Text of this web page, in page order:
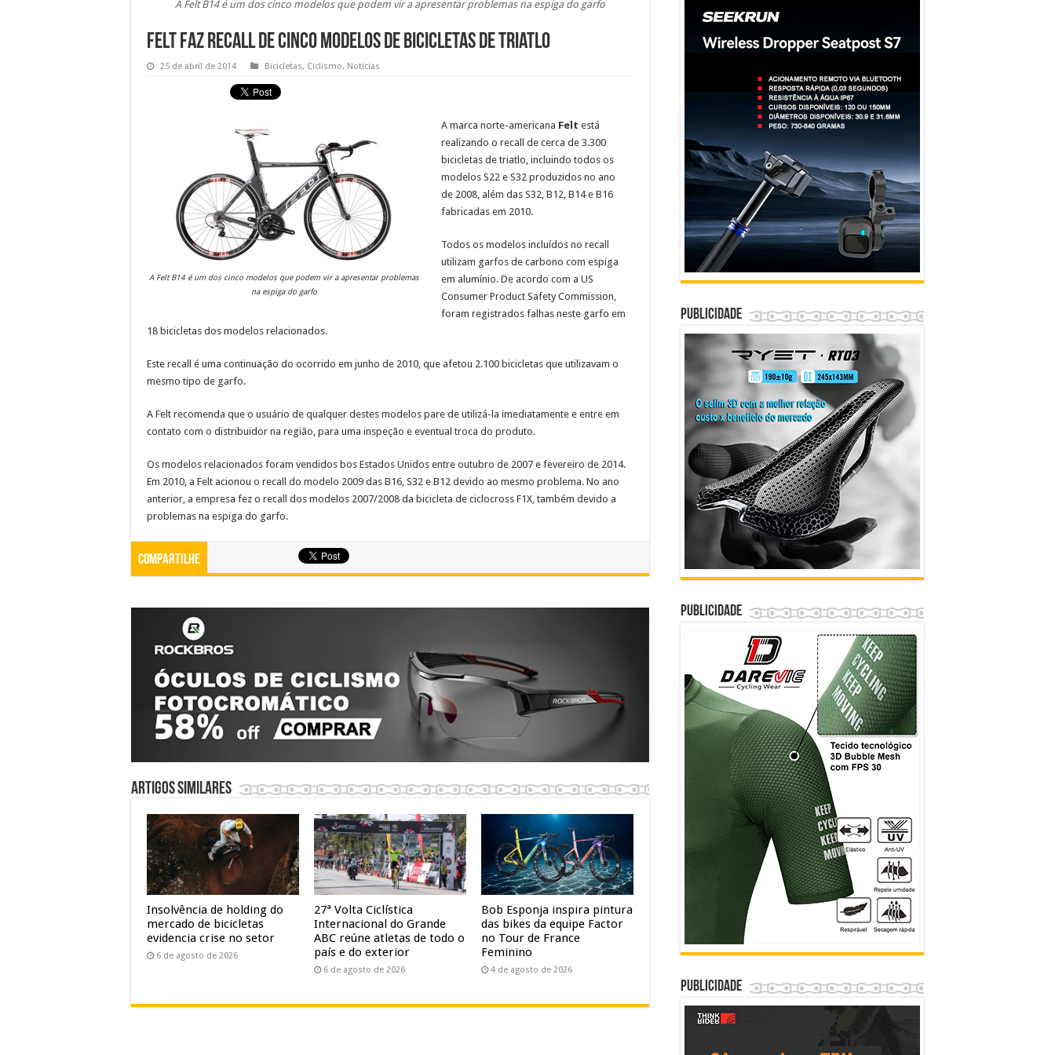
A Felt B14 é um dos cinco modelos que podem vir a apresentar problemas na espiga do garfo
Felt faz recall de cinco modelos de bicicletas de triatlo
25 de abril de 2014 Bicicletas, Ciclismo, Notícias
A Felt B14 é um dos cinco modelos que podem vir a apresentar problemas
na espiga do garfo
A marca norte-americana Felt está
realizando o recall de cerca de 3.300
bicicletas de triatlo, incluindo todos os
modelos S22 e S32 produzidos no ano
de 2008, além das S32, B12, B14 e B16
fabricadas em 2010.
Todos os modelos incluídos no recall
utilizam garfos de carbono com espiga
em alumínio. De acordo com a US
Consumer Product Safety Commission,
foram registrados falhas neste garfo em
18 bicicletas dos modelos relacionados.
Este recall é uma continuação do ocorrido em junho de 2010, que afetou 2.100 bicicletas que utilizavam o
mesmo tipo de garfo.
A Felt recomenda que o usuário de qualquer destes modelos pare de utilizá-la imediatamente e entre em
contato com o distribuidor na região, para uma inspeção e eventual troca do produto.
Os modelos relacionados foram vendidos bos Estados Unidos entre outubro de 2007 e fevereiro de 2014.
Em 2010, a Felt acionou o recall do modelo 2009 das B16, S32 e B12 devido ao mesmo problema. No ano
anterior, a empresa fez o recall dos modelos 2007/2008 da bicicleta de ciclocross F1X, também devido a
problemas na espiga do garfo.
Compartilhe
Artigos similares
Insolvência de holding do
mercado de bicicletas
evidencia crise no setor
6 de agosto de 2026
27ª Volta Ciclística
Internacional do Grande
ABC reúne atletas de todo o
país e do exterior
6 de agosto de 2026
Bob Esponja inspira pintura
das bikes da equipe Factor
no Tour de France
Feminino
4 de agosto de 2026
Publicidade
Publicidade
Publicidade